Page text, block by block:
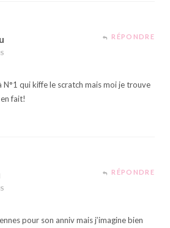
RÉPONDRE
N°1 qui kiffe le scratch mais moi je trouve
fait!
RÉPONDRE
pour son anniv mais j’imagine bien